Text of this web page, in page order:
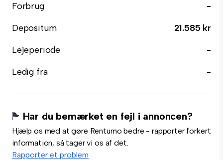
Forbrug
-
Depositum
21.585 kr
Lejeperiode
-
Ledig fra
-
Har du bemærket en fejl i annoncen?
Hjælp os med at gøre Rentumo bedre - rapporter forkert
information, så tager vi os af det.
Rapporter et problem